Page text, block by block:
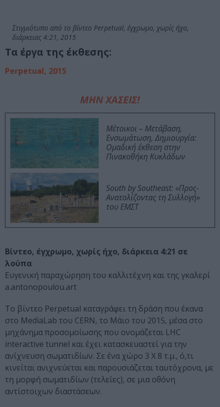
Στιγμιότυπο από το βίντεο Perpetual, έγχρωμο, χωρίς ήχο,
διάρκειας 4:21, 2015
Τα έργα της έκθεσης:
Perpetual, 2015
ΜΗΝ ΧΑΣΕΙΣ!
Μέτοικοι – Μετάβαση,
Ενσωμάτωση, Δημιουργία:
Ομαδική έκθεση στην
Πινακοθήκη Κυκλάδων
South by Southeast: «Προς-
Ανατολίζοντας τη Συλλογή»
του ΕΜΣΤ
Bίντεο, έγχρωμο, χωρίς ήχο, διάρκεια 4:21 σε
λούπα
Ευγενική παραχώρηση του καλλιτέχνη και της γκαλερί
a.antonopoulou.art
Το βίντεο Perpetual καταγράφει τη δράση που έκανα
στο MediaLab του CERN, το Μάιο του 2015, μέσα στο
μηχάνημα προσομοίωσης που ονομάζεται LHC
interactive tunnel και έχει κατασκευαστεί για την
ανίχνευση σωματιδίων. Σε ένα χώρο 3 Χ 8 τ.μ., ό,τι
κινείται ανιχνεύεται και παρουσιάζεται ταυτόχρονα, με
τη μορφή σωματιδίων (τελείες), σε μια οθόνη
αντίστοιχων διαστάσεων.